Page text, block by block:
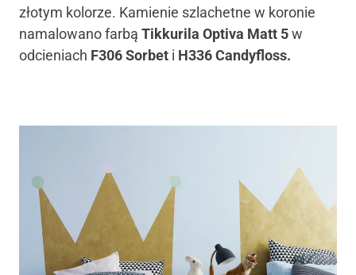
złotym kolorze. Kamienie szlachetne w koronie
namalowano farbą Tikkurila Optiva Matt 5w
odcieniach F306 Sorbet i H336 Candyfloss.